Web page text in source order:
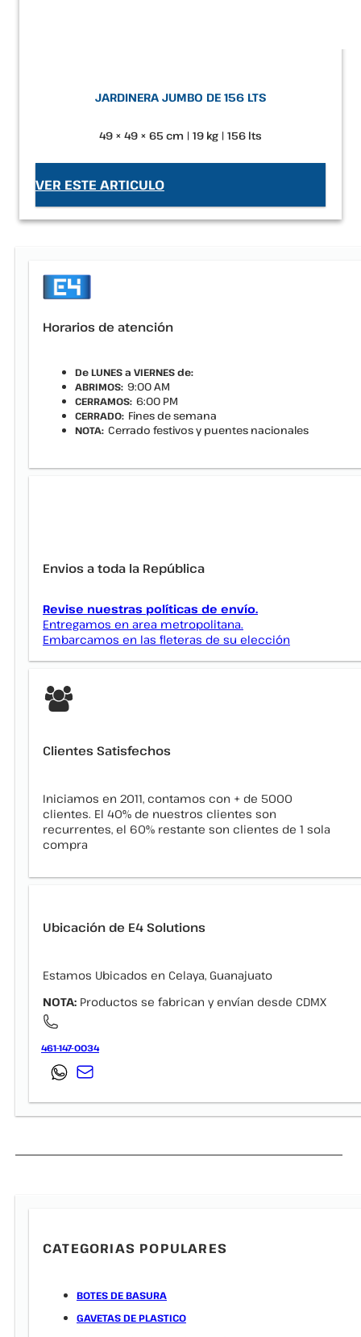
JARDINERA JUMBO DE 156 LTS
49 × 49 × 65 cm | 19 kg | 156 lts
VER ESTE ARTICULO
Horarios de atención
De LUNES a VIERNES de:
ABRIMOS: 9:00 AM
CERRAMOS: 6:00 PM
CERRADO: Fines de semana
NOTA: Cerrado festivos y puentes nacionales
Envios a toda la República
Revise nuestras políticas de envío.
Entregamos en area metropolitana.
Embarcamos en las fleteras de su elección
Clientes Satisfechos
Iniciamos en 2011, contamos con + de 5000
clientes. El 40% de nuestros clientes son
recurrentes, el 60% restante son clientes de 1 sola
compra
Ubicación de E4 Solutions
Estamos Ubicados en Celaya, Guanajuato
NOTA: Productos se fabrican y envían desde CDMX
461-147-0034
CATEGORIAS POPULARES
BOTES DE BASURA
GAVETAS DE PLASTICO